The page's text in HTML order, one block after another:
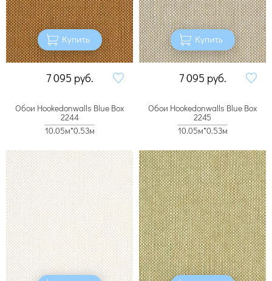
Купить
7 095 руб.
Купить
7 095 руб.
Обои Hookedonwalls Blue Box
2244
10.05м*0.53м
Обои Hookedonwalls Blue Box
2245
10.05м*0.53м